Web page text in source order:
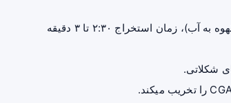
: دمای آب ۹۰-۹۳ درجه سانتی‌ گراد، نسبت ۱:۱۵ (قهوه به آب)، زمان استخراج ۲:۳۰ تا ۳ دقیقه